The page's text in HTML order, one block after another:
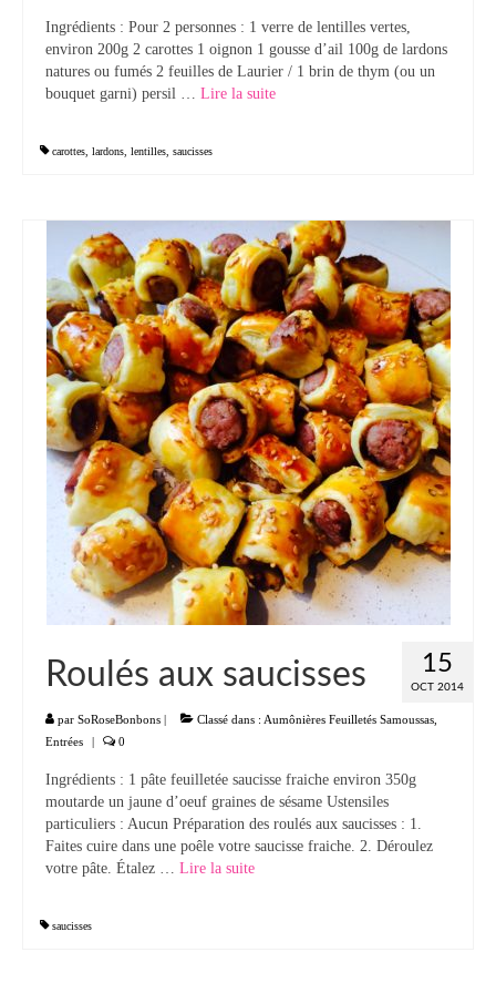
Tartes Pizzas Croq’
Viandes
Cakes Cheesecakes Pancakes
Caramel Compotes Confitures
Clafoutis Crèmes Flans
Crumbles Gâteaux secs Sablés
Friandises Mignardises
Gâteaux Tartes
Panna cotta Tiramisu
Divers desserts
Sauces
Boissons
Sans alcool
A propos
Accueil
Ingrédients : Pour 2 personnes : 1 verre de lentilles vertes,
environ 200g 2 carottes 1 oignon 1 gousse d’ail 100g de lardons
natures ou fumés 2 feuilles de Laurier / 1 brin de thym (ou un
bouquet garni) persil … Lire la suite­­
carottes lardons lentilles saucisses
15
OCT 2014
Roulés aux saucisses
par SoRoseBonbons | Classé dans : Aumônières Feuilletés Samoussas
Entrées
| 0
Ingrédients : 1 pâte feuilletée saucisse fraiche environ 350g
moutarde un jaune d’oeuf graines de sésame Ustensiles
particuliers : Aucun Préparation des roulés aux saucisses : 1.
Faites cuire dans une poêle votre saucisse fraiche. 2. Déroulez
votre pâte. Étalez … Lire la suite­­
saucisses